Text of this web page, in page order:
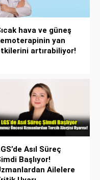
hava ve güneş
yan
artırabiliyor!
Asıl Süreç
Başlıyor!
Ailelere